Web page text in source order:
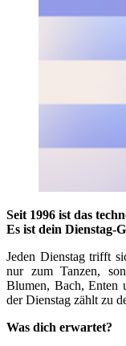
Seit 1996 ist das
Es ist dein Dienstag-
Jeden Dienstag trifft
nur zum Tanzen,
Blumen, Bach, Enten
der Dienstag zählt zu
Was dich erwartet?